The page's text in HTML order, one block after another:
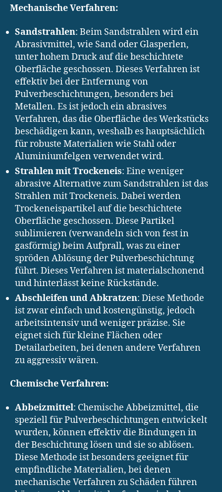
Mechanische Verfahren:
Sandstrahlen: Beim Sandstrahlen wird ein
Abrasivmittel, wie Sand oder Glasperlen,
unter hohem Druck auf die beschichtete
Oberfläche geschossen. Dieses Verfahren ist
effektiv bei der Entfernung von
Pulverbeschichtungen, besonders bei
Metallen. Es ist jedoch ein abrasives
Verfahren, das die Oberfläche des Werkstücks
beschädigen kann, weshalb es hauptsächlich
für robuste Materialien wie Stahl oder
Aluminiumfelgen verwendet wird.
Strahlen mit Trockeneis: Eine weniger
abrasive Alternative zum Sandstrahlen ist das
Strahlen mit Trockeneis. Dabei werden
Trockeneispartikel auf die beschichtete
Oberfläche geschossen. Diese Partikel
sublimieren (verwandeln sich von fest in
gasförmig) beim Aufprall, was zu einer
spröden Ablösung der Pulverbeschichtung
führt. Dieses Verfahren ist materialschonend
und hinterlässt keine Rückstände.
Abschleifen und Abkratzen: Diese Methode
ist zwar einfach und kostengünstig, jedoch
arbeitsintensiv und weniger präzise. Sie
eignet sich für kleine Flächen oder
Detailarbeiten, bei denen andere Verfahren
zu aggressiv wären.
Chemische Verfahren:
Abbeizmittel: Chemische Abbeizmittel, die
speziell für Pulverbeschichtungen entwickelt
wurden, können effektiv die Bindungen in
der Beschichtung lösen und sie so ablösen.
Diese Methode ist besonders geeignet für
empfindliche Materialien, bei denen
mechanische Verfahren zu Schäden führen